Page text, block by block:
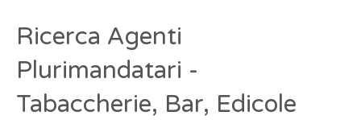
Ricerca Agenti
Plurimandatari -
Tabaccherie, Bar, Edicole